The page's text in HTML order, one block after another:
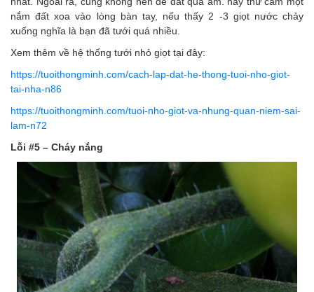
nắm đất xoa vào lòng bàn tay, nếu thấy 2 -3 giọt nước chảy
xuống nghĩa là bạn đã tưới quá nhiều.
Xem thêm về hệ thống tưới nhỏ giọt tại đây:
https://tuoithongminh.com/cach-lap-dat-he-thong-tuoi-nho-giot-
tai-nha-n86
https://tuoithongminh.com/tuoi-nho-giot-va-nhung-quan-niem-sai-
lam-n72
Lỗi #5 – Cháy nắng